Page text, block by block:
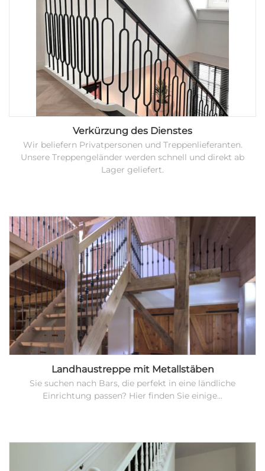
Verkürzung des Dienstes
Wir beliefern Privatpersonen und Treppenlieferanten.
Unsere Treppengeländer werden schnell und direkt ab
Lager geliefert.
Landhaustreppe mit Metallstäben
Sie suchen nach Bars, die perfekt in eine ländliche
Einrichtung passen? Hier finden Sie einige...